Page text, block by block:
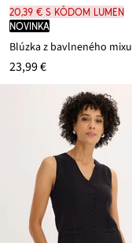
20,39 € s kódom LUMEN
novinka
Blúzka z bavlneného mixu
23,99 €